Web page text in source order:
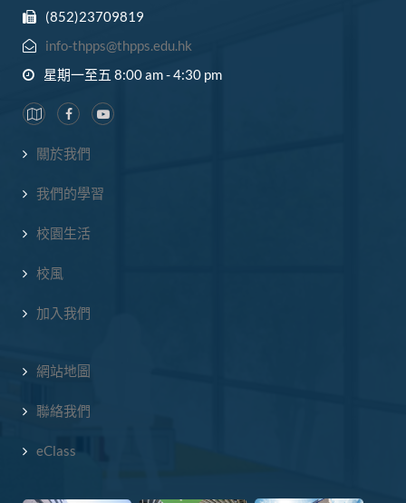
(852)23709819
info-thpps@thpps.edu.hk
星期一至五 8:00 am - 4:30 pm
關於我們
我們的學習
校園生活
校風
加入我們
網站地圖
聯絡我們
eClass